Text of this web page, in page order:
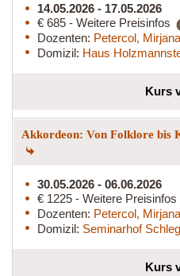
14.05.2026 - 17.05.2026
€ 685 - Weitere Preisinfos
Dozenten: Petercol, Mirjana
Domizil: Haus
Kurs
Akkordeon: Von Folklore bis
30.05.2026 - 06.06.2026
€ 1225 - Weitere Preisinfos
Dozenten: Petercol, Mirjana
Domizil: Seminarhof
Kurs